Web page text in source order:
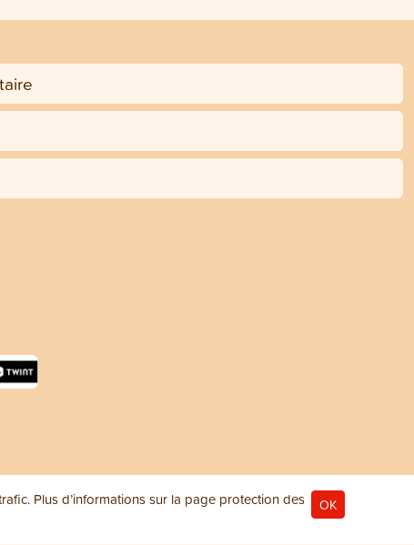
Plus d’informations sur la page protection des
OK